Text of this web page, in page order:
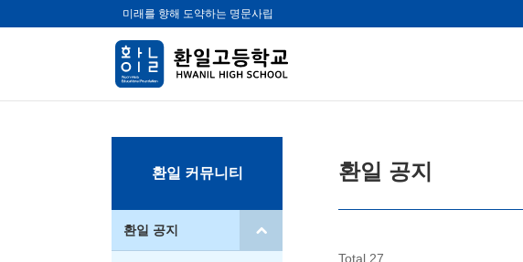
미래를 향해 도약하는 명문사립
환일 커뮤니티
환일 공지
환일 공지
Total 27